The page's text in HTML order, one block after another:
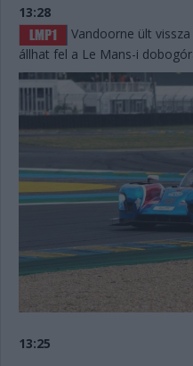
13:28
Vandoorne ült
állhat fel a Le Mans-i
13:25